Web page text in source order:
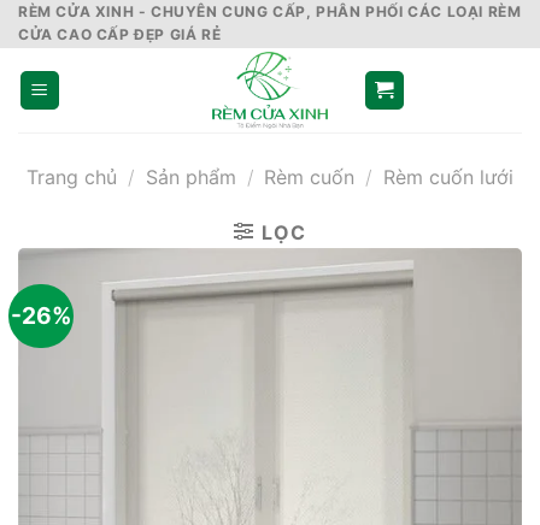
Skip
to
content
RÈM CỬA XINH - CHUYÊN CUNG CẤP, PHÂN PHỐI CÁC LOẠI RÈM
CỬA CAO CẤP ĐẸP GIÁ RẺ
Trang chủ / Sản phẩm / Rèm cuốn / Rèm cuốn lưới
LỌC
-26%